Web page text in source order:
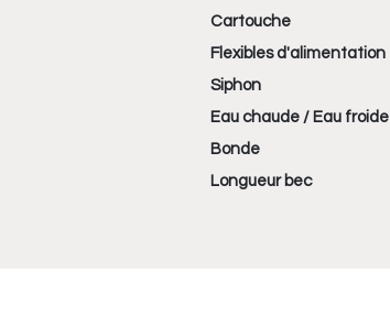
Cartouche
Flexibles d'alimentation
Siphon
Eau chaude / Eau froide
Bonde
Longueur bec